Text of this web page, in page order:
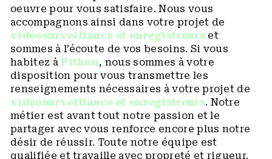
oeuvre pour vous satisfaire. Nous vous
accompagnons ainsi dans votre projet de
vidéosurveillance et enregistreurset
sommes à l’écoute de vos besoins. Si vous
habitez à Pithon, nous sommes à votre
disposition pour vous transmettre les
renseignements nécessaires à votre projet de
vidéosurveillance et enregistreurs. Notre
métier est avant tout notre passion et le
partager avec vous renforce encore plus notre
désir de réussir. Toute notre équipe est
qualifiée et travaille avec propreté et rigueur.